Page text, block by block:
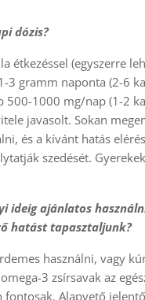
dózis?
étkezéssel (egyszerre
3 gramm naponta (2-6
500-1000 mg/nap (1-2
javasolt. Sokan
és a kívánt hatás
szedését.
ideig ajánlatos
hatást tapasztaljunk?
használni, vagy
3 zsírsavak az
fontosak. Alapvető